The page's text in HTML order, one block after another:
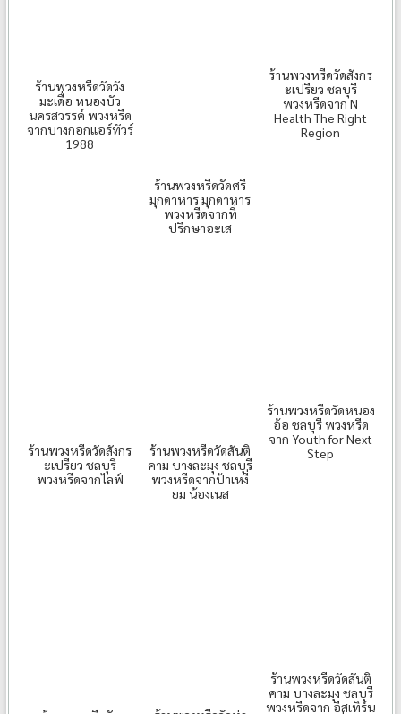
ร้านพวงหรีดวัดวัง
มะเดื่อ หนองบัว
นครสวรรค์ พวงหรีด
จากบางกอกแอร์ทัวร์
1988
ร้านพวงหรีดวัดศรี
มุกดาหาร มุกดาหาร
พวงหรีดจากที่
ปรึกษาอะเส
ร้านพวงหรีดวัดสังกร
ะเปรียว ชลบุรี
พวงหรีดจาก N
Health The Right
Region
ร้านพวงหรีดวัดสังกร
ะเปรียว ชลบุรี
พวงหรีดจากไลฟ์
ร้านพวงหรีดวัดสันติ
คาม บางละมุง ชลบุรี
พวงหรีดจากป้าเหงี่
ยม น้องเนส
ร้านพวงหรีดวัดหนอง
อ้อ ชลบุรี พวงหรีด
จาก Youth for Next
Step
ร้านพวงหรีดวัดสันติ
คาม บางละมุง ชลบุรี
พวงหรีดจาก อีสเทิร์น